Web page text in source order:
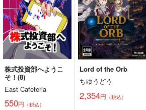
サガ シリーズ
サンプル
カート
株式投資部へようこ
そ！(8)
East Cafeteria
550円 （税込）
Lord of the Orb
ちゆうどう
2,354円 （税込）